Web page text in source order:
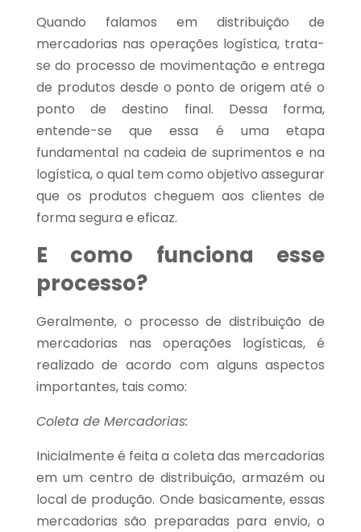
Quando falamos em distribuição de
mercadorias nas operações logística, trata-
se do processo de movimentação e entrega
de produtos desde o ponto de origem até o
ponto de destino final. Dessa forma,
entende-se que essa é uma etapa
fundamental na cadeia de suprimentos e na
logística, o qual tem como objetivo assegurar
que os produtos cheguem aos clientes de
forma segura e eficaz.
E como funciona esse
processo?
Geralmente, o processo de distribuição de
mercadorias nas operações logísticas, é
realizado de acordo com alguns aspectos
importantes, tais como:
Coleta de Mercadorias:
Inicialmente é feita a coleta das mercadorias
em um centro de distribuição, armazém ou
local de produção. Onde basicamente, essas
mercadorias são preparadas para envio, o